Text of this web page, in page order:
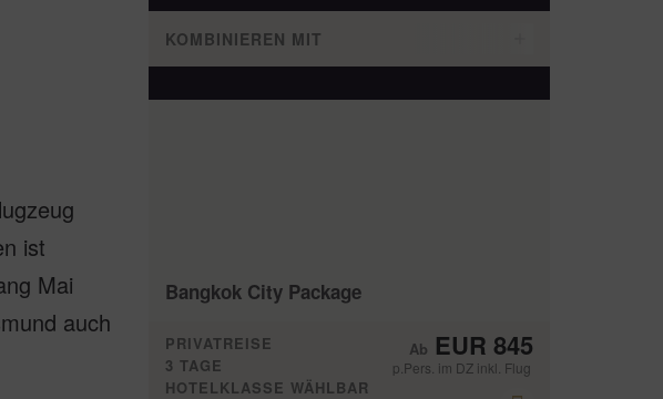
ist
Mai
auch
KOMBINIEREN MIT
Bangkok City Package
PRIVATREISE
3 TAGE
HOTELKLASSE WÄHLBAR
EUR 845
p.Pers. im DZ inkl. Flug